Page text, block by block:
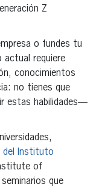
Z
o fundes tu
actual requiere
conocimientos
no tienes que
estas habilidades—
del Instituto
of
que